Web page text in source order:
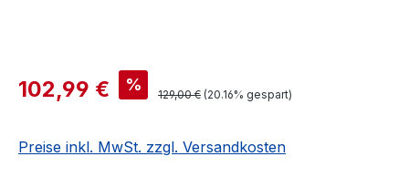
102,99 € %
129,00 € (20.16% gespart)
Preise inkl. MwSt. zzgl. Versandkosten